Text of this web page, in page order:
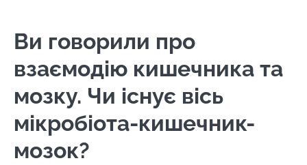
Ви говорили про
взаємодію кишечника та
мозку. Чи існує вісь
мікробіота-кишечник-
мозок?
Перенаправляти
Залишайтеся на веб -сайті Інституту мікробіоти
BioCodex
Я хотів би підписатися на отримання інших
новин з BioCodex
Я прочитав і приймаю GTUіполітику
захисту даних
Biocodex.
* Обов'язкові поля
BMI 20-35
Explore